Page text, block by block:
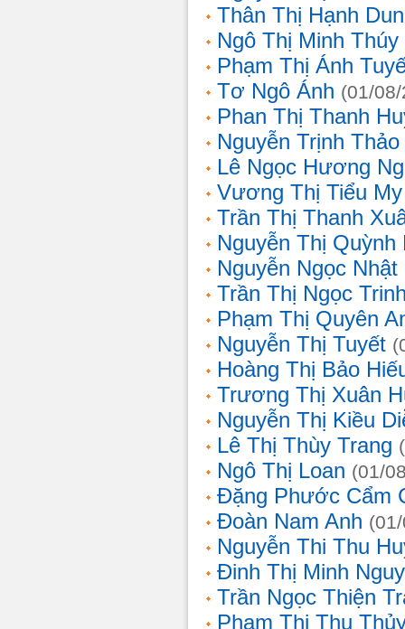
Thân Thị Hạnh
Ngô Thị Minh Thúy
Phạm Thị Ánh
Tơ Ngô Ánh (01/
Phan Thị Thanh
Nguyễn Trịnh
Lê Ngọc Hương
Vương Thị Tiểu My
Trần Thị Thanh
Nguyễn Thị Quỳnh
Nguyễn Ngọc Nhật
Trần Thị Ngọc
Phạm Thị Quyên
Nguyễn Thị Tuyết
Hoàng Thị Bảo
Trương Thị Xuân
Nguyễn Thị Kiều
Lê Thị Thùy Trang
Ngô Thị Loan (01/
Đặng Phước Cẩm
Đoàn Nam Anh
Nguyễn Thi Thu
Đinh Thị Minh
Trần Ngọc Thiện
Phạm Thị Thu